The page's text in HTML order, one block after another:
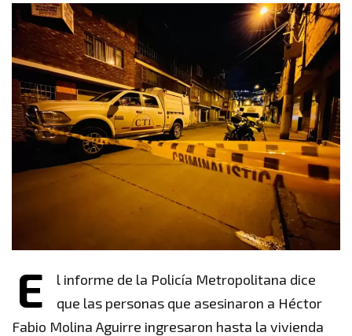
E
l informe de la Policía Metropolitana dice
que las personas que asesinaron a Héctor
Fabio Molina Aguirre ingresaron hasta la vivienda